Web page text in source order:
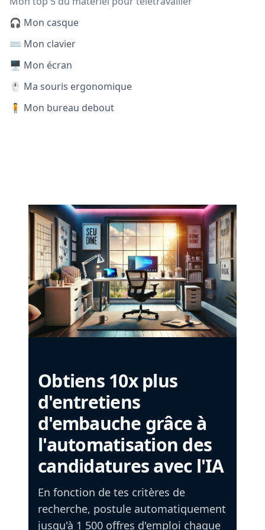
🎧 Mon casque
⌨️ Mon clavier
🖥️ Mon écran
🖱️ Ma souris ergonomique
🧍 Mon bureau debout
Obtiens 10x plus
d'entretiens
d'embauche grâce à
l'automatisation des
candidatures avec l'IA
En fonction de tes critères de
recherche, postule automatiquement
jusqu'à 1 500 offres d'emploi chaque